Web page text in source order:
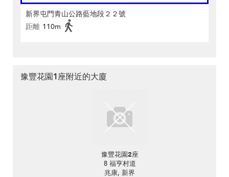
新界屯門青山公路藍地段２２號
距離 110m
豫豐花園1座附近的大廈
豫豐花園2座
8 福亨村道
兆康, 新界